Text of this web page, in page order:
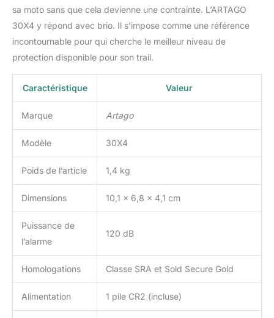
sa moto sans que cela devienne une contrainte. L’ARTAGO
30X4 y répond avec brio. Il s’impose comme une référence
incontournable pour qui cherche le meilleur niveau de
protection disponible pour son trail.
Caractéristique Valeur
Marque Artago
Modèle 30X4
Poids de l’article 1,4 kg
Dimensions 10,1 x 6,8 x 4,1 cm
Puissance de
l’alarme
120 dB
Homologations Classe SRA et Sold Secure Gold
Alimentation 1 pile CR2 (incluse)